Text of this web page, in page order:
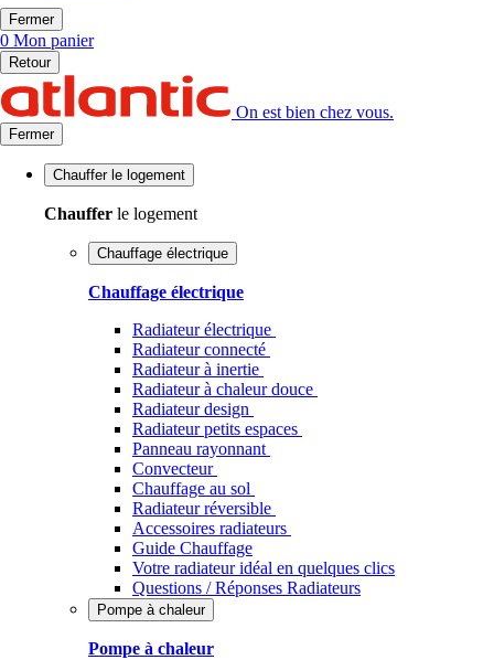
Fermer
0 Mon panier
Retour
On est bien chez vous.
Fermer
Chauffer le logement
Chauffer le logement
Chauffage électrique
Chauffage électrique
Radiateur électrique
Radiateur connecté
Radiateur à inertie
Radiateur à chaleur douce
Radiateur design
Radiateur petits espaces
Panneau rayonnant
Convecteur
Chauffage au sol
Radiateur réversible
Accessoires radiateurs
Guide Chauffage
Votre radiateur idéal en quelques clics
Questions / Réponses Radiateurs
Pompe à chaleur
Pompe à chaleur